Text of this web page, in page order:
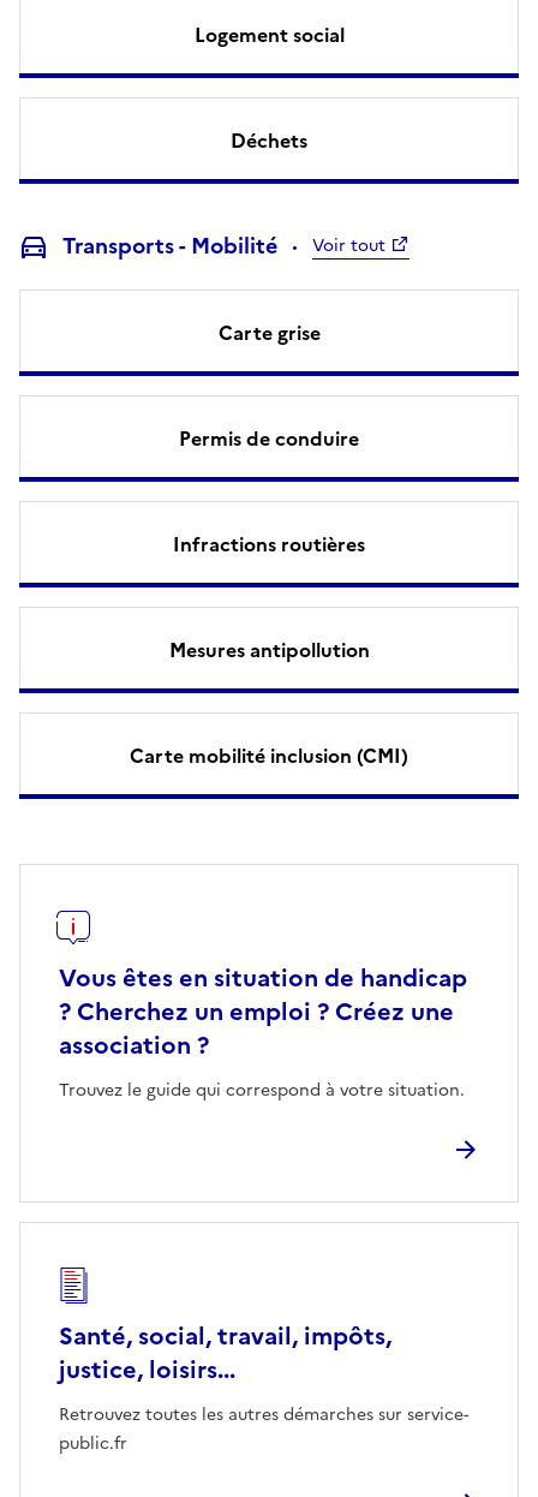
Logement social
Déchets
Transports - Mobilité Voir tout
Carte grise
Permis de conduire
Infractions routières
Mesures antipollution
Carte mobilité inclusion (CMI)
Vous êtes en situation de handicap
? Cherchez un emploi ? Créez une
association ?
Trouvez le guide qui correspond à votre situation.
Santé, social, travail, impôts,
justice, loisirs...
Retrouvez toutes les autres démarches sur service-
public.fr